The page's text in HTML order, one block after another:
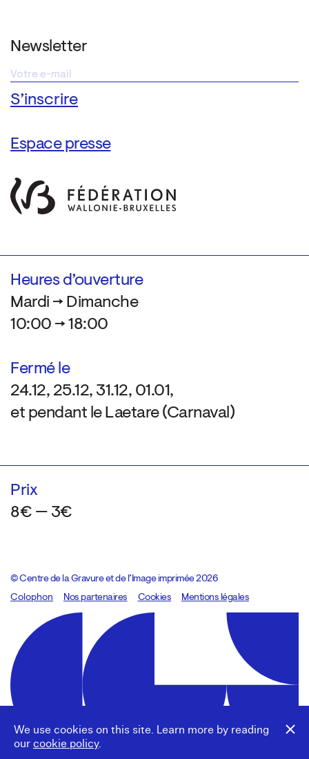
We use cookies on this site. Learn more by reading
our cookie policy.
Newsletter
Espace presse
Heures d’ouverture
Mardi → Dimanche
10:00 → 18:00
Fermé le
24.12, 25.12, 31.12, 01.01,
et pendant le Laetare (Carnaval)
Prix
8€ — 3€
© Centre de la Gravure et de l’Image imprimée 2026
Colophon
Design:Marcel Kaczmarek, code:8080.studio
Nos partenaires Cookies Mentions légales